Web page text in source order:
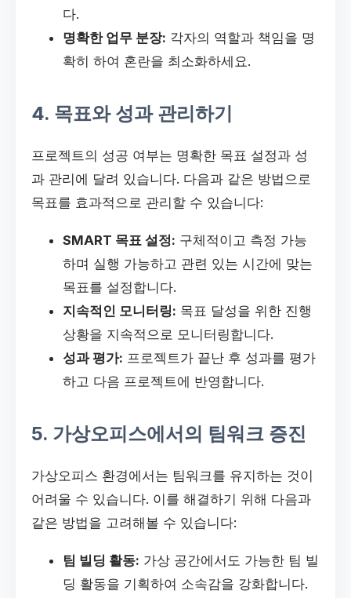
다.
명확한 업무 분장: 각자의 역할과 책임을 명
확히 하여 혼란을 최소화하세요.
4. 목표와 성과 관리하기
프로젝트의 성공 여부는 명확한 목표 설정과 성
과 관리에 달려 있습니다. 다음과 같은 방법으로
목표를 효과적으로 관리할 수 있습니다:
SMART 목표 설정: 구체적이고 측정 가능
하며 실행 가능하고 관련 있는 시간에 맞는
목표를 설정합니다.
지속적인 모니터링: 목표 달성을 위한 진행
상황을 지속적으로 모니터링합니다.
성과 평가: 프로젝트가 끝난 후 성과를 평가
하고 다음 프로젝트에 반영합니다.
5. 가상오피스에서의 팀워크 증진
가상오피스 환경에서는 팀워크를 유지하는 것이
어려울 수 있습니다. 이를 해결하기 위해 다음과
같은 방법을 고려해볼 수 있습니다:
팀 빌딩 활동: 가상 공간에서도 가능한 팀 빌
딩 활동을 기획하여 소속감을 강화합니다.